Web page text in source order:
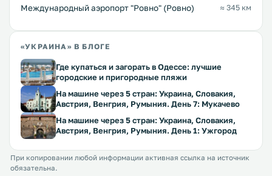
Междунарoдный аэропорт "Ровно" (Ровно) ≈ 345 км
«УКРАИНА» В БЛОГЕ
Где купаться и загорать в Одессе: лучшие
городские и пригородные пляжи
На машине через 5 стран: Украина, Словакия,
Австрия, Венгрия, Румыния. День 7: Мукачево
На машине через 5 стран: Украина, Словакия,
Австрия, Венгрия, Румыния. День 1: Ужгород
При копировании любой информации активная ссылка на источник
обязательна.